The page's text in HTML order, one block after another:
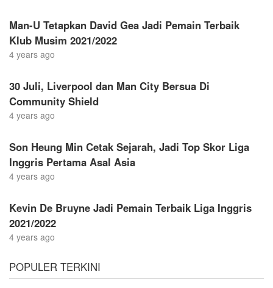
Man-U Tetapkan David Gea Jadi Pemain Terbaik
Klub Musim 2021/2022
4 years ago
30 Juli, Liverpool dan Man City Bersua Di
Community Shield
4 years ago
Son Heung Min Cetak Sejarah, Jadi Top Skor Liga
Inggris Pertama Asal Asia
4 years ago
Kevin De Bruyne Jadi Pemain Terbaik Liga Inggris
2021/2022
4 years ago
POPULER TERKINI